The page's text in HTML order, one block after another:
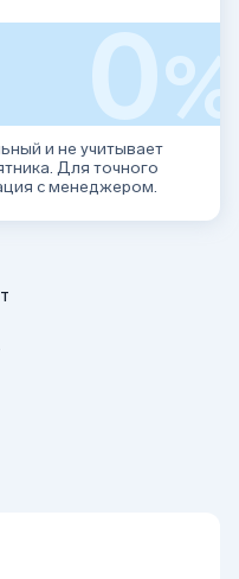
0%
и не учитывает
Для точного
с менеджером.